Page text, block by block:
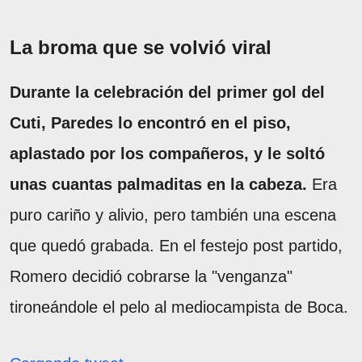
La broma que se volvió viral
Durante la celebración del primer gol del
Cuti, Paredes lo encontró en el piso,
aplastado por los compañeros, y le soltó
unas cuantas palmaditas en la cabeza. Era
puro cariño y alivio, pero también una escena
que quedó grabada. En el festejo post partido,
Romero decidió cobrarse la "venganza"
tironeándole el pelo al mediocampista de Boca.